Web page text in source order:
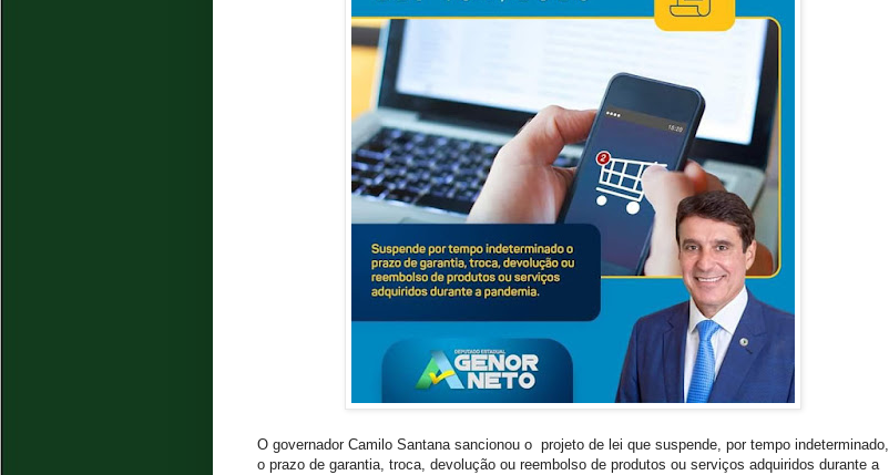
O governador Camilo Santana sancionou o projeto de lei que suspende, por tempo indeterminado,
o prazo de garantia, troca, devolução ou reembolso de produtos ou serviços adquiridos durante a